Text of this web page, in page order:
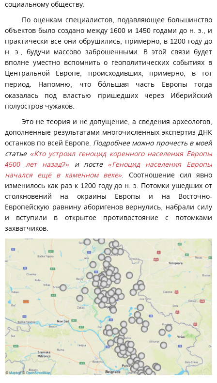
социальному обществу.
По оценкам специалистов, подавляющее большинство
объектов было создано между 1600 и 1450 годами до н. э., и
практически все они обрушились, примерно, в 1200 году до
н. э., будучи массово заброшенными. В этой связи будет
вполне уместно вспомнить о геополитических событиях в
Центральной Европе, происходивших, примерно, в тот
период. Напомню, что бо́льшая часть Европы тогда
оказалась под властью пришедших через Иберийский
полуостров чужаков.
Это не теория и не допущение, а сведения археологов,
дополненные результатами многочисленных экспертиз ДНК
останков по всей Европе. Подробнее можно прочесть в моей
статье «Кто устроил геноцид коренного населения Европы
4500 лет назад?»и посте«Геноцид населения Европы
начался ещё в каменном веке».
Соотношение сил явно
изменилось как раз к 1200 году до н. э. Потомки ушедших от
столкновений на окраины Европы и на Восточно-
Европейскую равнину аборигенов вернулись, набрали силу
и вступили в открытое противостояние с потомками
захватчиков.